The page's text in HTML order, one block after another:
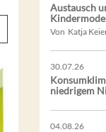
Austausch
Von Katja
30.07.26
niedrigem
04.08.26